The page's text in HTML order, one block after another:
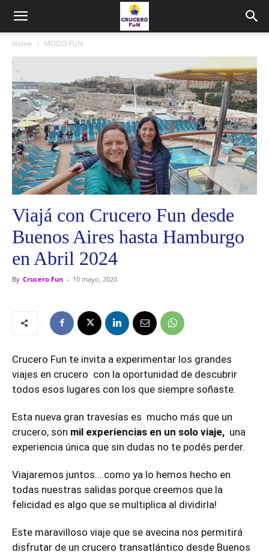
Home MODO FUN
Viajá con Crucero Fun desde
Buenos Aires hasta Hamburgo
en Abril 2024
By Crucero Fun - 10 mayo, 2020
Crucero Fun te invita a experimentar los grandes
viajes en crucero con la oportunidad de descubrir
todos esos lugares con los que siempre soñaste.
Esta nueva gran travesías es mucho más que un
crucero, son mil experiencias en un solo viaje, una
experiencia única que sin dudas no te podés perder.
Viajaremos juntos….como ya lo hemos hecho en
todas nuestras salidas porque creemos que la
felicidad es algo que se multiplica al dividirla!
Este maravilloso viaje que se avecina nos permitirá
disfrutar de un crucero transatlántico desde Buenos